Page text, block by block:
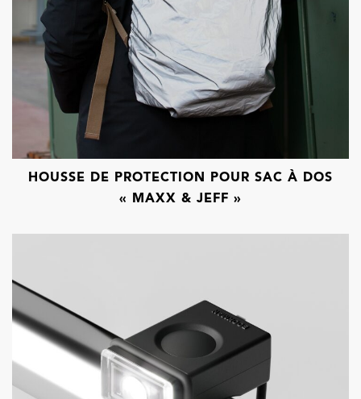
HOUSSE DE PROTECTION POUR SAC À DOS
« MAXX & JEFF »